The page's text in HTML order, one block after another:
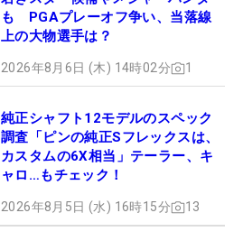
も PGAプレーオフ争い、当落線
上の大物選手は？
2026年8月6日 (木) 14時02分 1
純正シャフト12モデルのスペック
調査「ピンの純正Sフレックスは、
カスタムの6X相当」テーラー、キ
ャロ…もチェック！
2026年8月5日 (水) 16時15分 13